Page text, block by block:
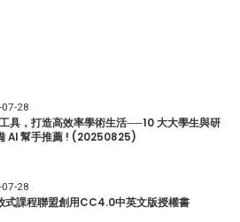
28
具，打造高效率學術生活──10 大大學生與研
AI 幫手推薦 ! (20250825)
28
式課程聯盟創用CC4.0中英文版授權書